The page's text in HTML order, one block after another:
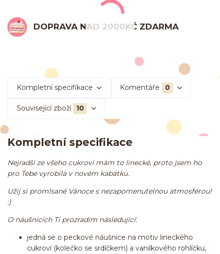
DOPRAVA NAD 2000KČ ZDARMA
Kompletní specifikace Komentáře 0
Související zboží 10
Kompletní specifikace
Nejradši ze všeho cukroví mám to linecké, proto jsem ho
pro Tebe vyrobila v novém kabátku.
Užij si promlsané Vánoce s nezapomenutelnou atmosférou!
:)
O náušnicích Ti prozradím následující:
jedná se o peckové náušnice na motiv lineckého
cukroví (kolečko se srdíčkem) a vanilkového rohlíčku,